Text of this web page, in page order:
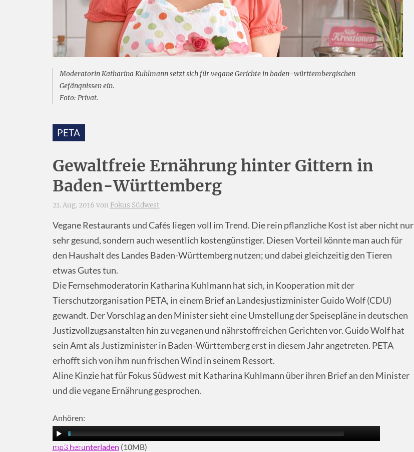
Moderatorin Katharina Kuhlmann setzt sich für vegane Gerichte in baden-württembergischen
Gefängnissen ein.
Foto: Privat.
PETA
Gewaltfreie Ernährung hinter Gittern in
Baden-Württemberg
21. Aug. 2016 von Fokus Südwest
Vegane Restaurants und Cafés liegen voll im Trend. Die rein pflanzliche Kost ist aber nicht nur
sehr gesund, sondern auch wesentlich kostengünstiger. Diesen Vorteil könnte man auch für
den Haushalt des Landes Baden-Württemberg nutzen; und dabei gleichzeitig den Tieren
etwas Gutes tun.
Die Fernsehmoderatorin Katharina Kuhlmann hat sich, in Kooperation mit der
Tierschutzorganisation PETA, in einem Brief an Landesjustizminister Guido Wolf (CDU)
gewandt. Der Vorschlag an den Minister sieht eine Umstellung der Speisepläne in deutschen
Justizvollzugsanstalten hin zu veganen und nährstoffreichen Gerichten vor. Guido Wolf hat
sein Amt als Justizminister in Baden-Württemberg erst in diesem Jahr angetreten. PETA
erhofft sich von ihm nun frischen Wind in seinem Ressort.
Aline Kinzie hat für Fokus Südwest mit Katharina Kuhlmann über ihren Brief an den Minister
und die vegane Ernährung gesprochen.
Anhören:
00:00 11:25
mp3 herunterladen (10MB)